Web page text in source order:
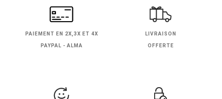
PAIEMENT EN 2X,3X ET 4X
PAYPAL - ALMA
LIVRAISON
OFFERTE